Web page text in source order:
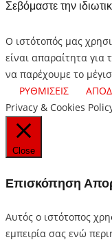
Σεβόμαστε την
Ο ιστότοπός μας
είναι απαραίτητα για
να παρέχουμε το
ΡΥΘΜΙΣΕΙΣ
Privacy & Cookies
Close
Επισκόπηση
Αυτός ο ιστότοπος
εμπειρία σας ενώ